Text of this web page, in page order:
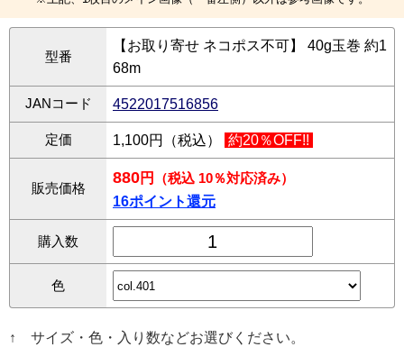
型番
【お取り寄せ ネコポス不可】 40g玉巻 約1
68m
JANコード 4522017516856
定価 1,100円（税込） 約20％OFF!!
販売価格
880円
（税込 10％対応済み）
16ポイント還元
購入数
色
↑ サイズ・色・入り数などお選びください。